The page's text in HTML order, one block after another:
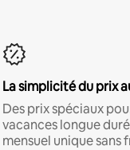
La simplicité du prix
Des prix spéciaux
vacances longue
mensuel unique sans